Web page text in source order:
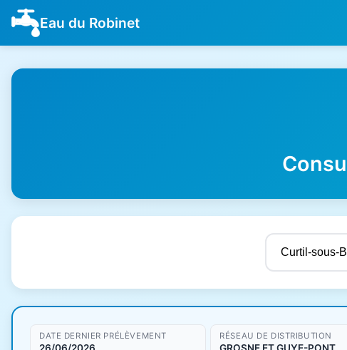
Eau du Robinet
Résultats de qualité de l'eau
DATE DERNIER PRÉLÈVEMENT
26/06/2026
RÉSEAU DE DISTRIBUTION
GROSNE ET GUYE-PONT